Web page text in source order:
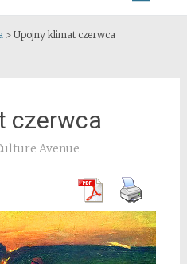
> Upojny klimat czerwca
czerwca
Avenue